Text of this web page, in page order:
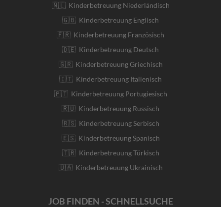
🇳🇱 Kinderbetreuung Niederländisch
🇬🇧 Kinderbetreuung Englisch
🇫🇷 Kinderbetreuung Französisch
🇩🇪 Kinderbetreuung Deutsch
🇬🇷 Kinderbetreuung Griechisch
🇮🇹 Kinderbetreuung Italienisch
🇵🇹 Kinderbetreuung Portugiesisch
🇷🇺 Kinderbetreuung Russisch
🇷🇸 Kinderbetreuung Serbisch
🇪🇸 Kinderbetreuung Spanisch
🇹🇷 Kinderbetreuung Türkisch
🇺🇦 Kinderbetreuung Ukrainisch
JOB FINDEN - SCHNELLSUCHE